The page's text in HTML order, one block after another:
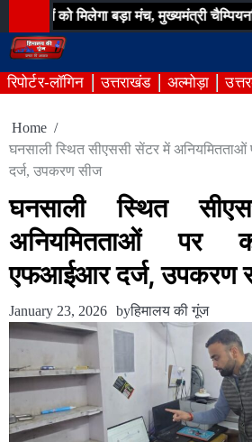
to
content
मिलेगा बड़ा मंच, मुख्यमंत्री चैम्पियनशिप ट्रॉफी
रिपोर्टर-लॉगिन उत्तराखंड अल्मोड़ा
Home
घनसाली स्थित सीएससी सेंटर में अनियमितताओं
दर्ज, उपकरण सीज
घनसाली स्थित
अनियमितताओं पर
एफआईआर दर्ज, उपकरण
January 23, 2026 byहिमालय की गूंज